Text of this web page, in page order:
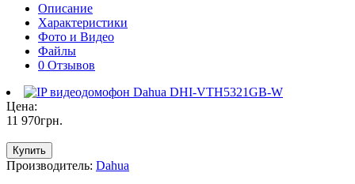
Описание
Характеристики
Фото и Видео
Файлы
0 Отзывов
Цена:
11 970грн.
Купить
Производитель: Dahua